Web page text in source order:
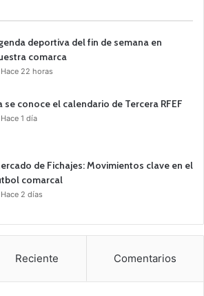
deportiva del fin de semana en
comarca
Hace 22 horas
se conoce el calendario de Tercera RFEF
Hace 1 día
de Fichajes: Movimientos clave en el
comarcal
Hace 2 días
Reciente Comentarios